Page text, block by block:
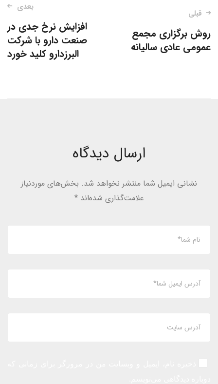
ناوبری
نوشته‌
قبلی
روش برگزاری مجمع
عمومی عادی سالیانه
بعدی
افزایش نرخ جدی در
صنعت دارو با شرکت
البرزدارو کلید خورد
ارسال دیدگاه
نشانی ایمیل شما منتشر نخواهد شد. بخش‌های موردنیاز
علامت‌گذاری شده‌اند*